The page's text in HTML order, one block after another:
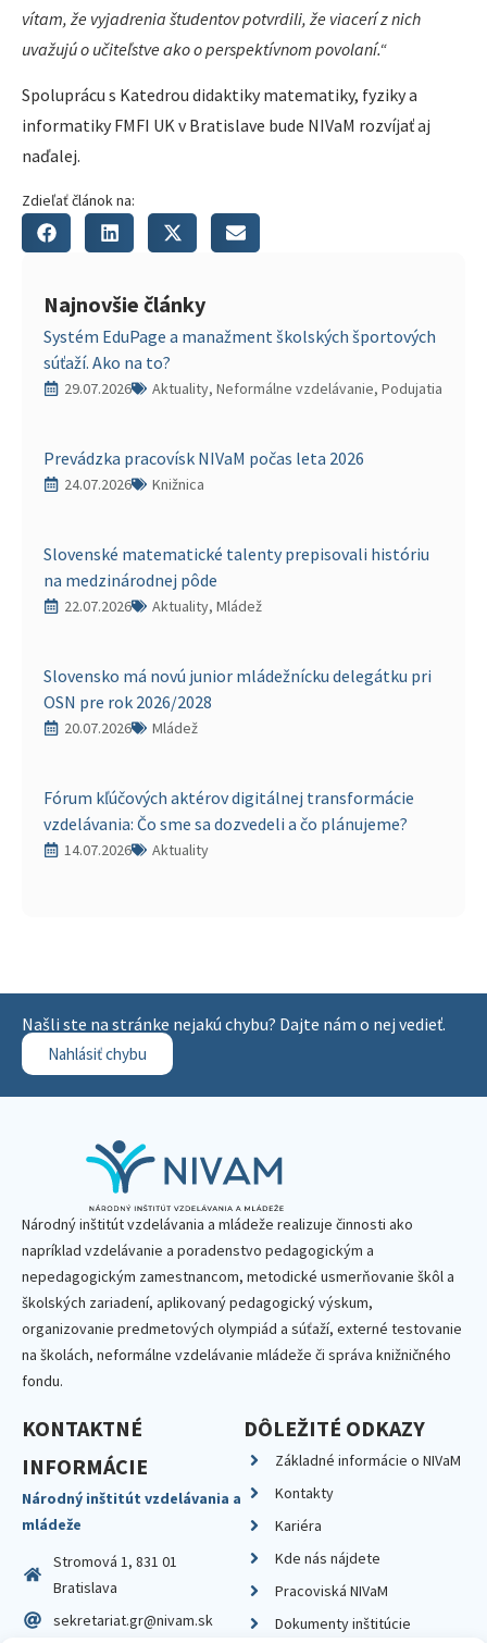
vítam, že vyjadrenia študentov potvrdili, že viacerí z nich
uvažujú o učiteľstve ako o perspektívnom povolaní.“
Spoluprácu s Katedrou didaktiky matematiky, fyziky a
informatiky FMFI UK v Bratislave bude NIVaM rozvíjať aj
naďalej.
Zdieľať článok na:
Najnovšie články
Systém EduPage a manažment školských športových
súťaží. Ako na to?
29.07.2026 Aktuality, Neformálne vzdelávanie, Podujatia
Prevádzka pracovísk NIVaM počas leta 2026
24.07.2026 Knižnica
Slovenské matematické talenty prepisovali históriu
na medzinárodnej pôde
22.07.2026 Aktuality, Mládež
Slovensko má novú junior mládežnícku delegátku pri
OSN pre rok 2026/2028
20.07.2026 Mládež
Fórum kľúčových aktérov digitálnej transformácie
vzdelávania: Čo sme sa dozvedeli a čo plánujeme?
14.07.2026 Aktuality
Našli ste na stránke nejakú chybu? Dajte nám o nej vedieť.
Nahlásiť chybu
Národný inštitút vzdelávania a mládeže realizuje činnosti ako
napríklad vzdelávanie a poradenstvo pedagogickým a
nepedagogickým zamestnancom, metodické usmerňovanie škôl a
školských zariadení, aplikovaný pedagogický výskum,
organizovanie predmetových olympiád a súťaží, externé testovanie
na školách, neformálne vzdelávanie mládeže či správa knižničného
fondu.
KONTAKTNÉ
INFORMÁCIE
Národný inštitút vzdelávania a
mládeže
Stromová 1, 831 01
Bratislava
sekretariat.gr@nivam.sk
DÔLEŽITÉ ODKAZY
Základné informácie o NIVaM
Kontakty
Kariéra
Kde nás nájdete
Pracoviská NIVaM
Dokumenty inštitúcie